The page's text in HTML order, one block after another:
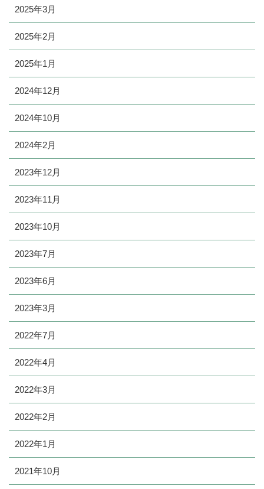
2025年3月
2025年2月
2025年1月
2024年12月
2024年10月
2024年2月
2023年12月
2023年11月
2023年10月
2023年7月
2023年6月
2023年3月
2022年7月
2022年4月
2022年3月
2022年2月
2022年1月
2021年10月